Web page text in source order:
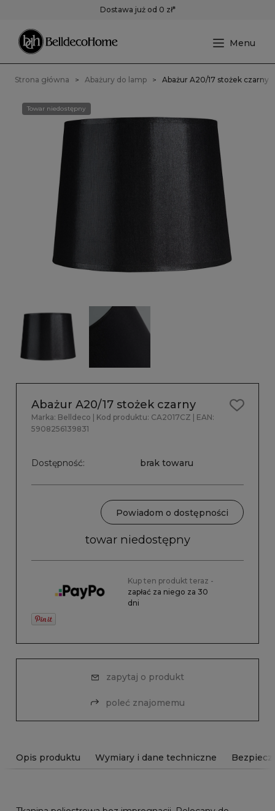
Dostawa już od 0 zł*
Strona główna Abażury do lamp Abażur A20/17 stożek czarny
Towar niedostępny
Abażur A20/17 stożek czarny
Marka: Belldeco | Kod produktu: CA2017CZ
| EAN:
5908256139831
Dostępność: brak towaru
Powiadom o dostępności
towar niedostępny
Kup ten produkt teraz -
zapłać za niego za 30
dni
zapytaj o produkt
poleć znajomemu
Opis produktu Wymiary i dane techniczne